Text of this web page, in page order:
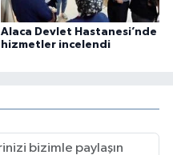
Alaca Devlet Hastanesi’nde
hizmetler incelendi